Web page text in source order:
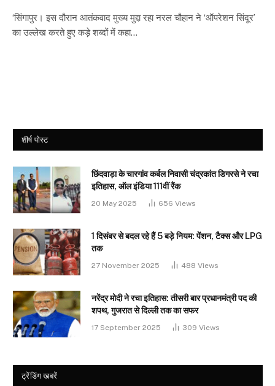
‘सिंगापुर। इस दौरान आतंकवाद मुख्य मुद्दा रहा नरल चौहान ने ‘ऑपरेशन सिंदूर’
का उल्लेख करते हुए कड़े शब्दों में कहा…
शीर्ष पोस्ट
छिंदवाड़ा के चारगांव कर्बल निवासी चंद्रकांत डिगरसे ने रचा
इतिहास, ऑल इंडिया 111वीं रैंक
20 May 2025 656 Views
1 दिसंबर से बदल रहे हैं 5 बड़े नियम: पेंशन, टैक्स और LPG
तक
27 November 2025 488 Views
नरेंद्र मोदी ने रचा इतिहास: तीसरी बार प्रधानमंत्री पद की
शपथ, गुजरात से दिल्ली तक का सफर
17 September 2025 309 Views
ट्रेंडिंग खबरें